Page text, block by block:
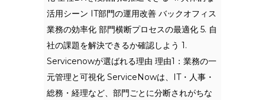
活用シーン IT部門の運用改善 バックオフィス
業務の効率化 部門横断プロセスの最適化 5. 自
社の課題を解決できるか確認しよう 1.
Servicenowが選ばれる理由 理由1：業務の一
元管理と可視化 ServiceNowは、IT・人事・
総務・経理など、部門ごとに分断されがちな